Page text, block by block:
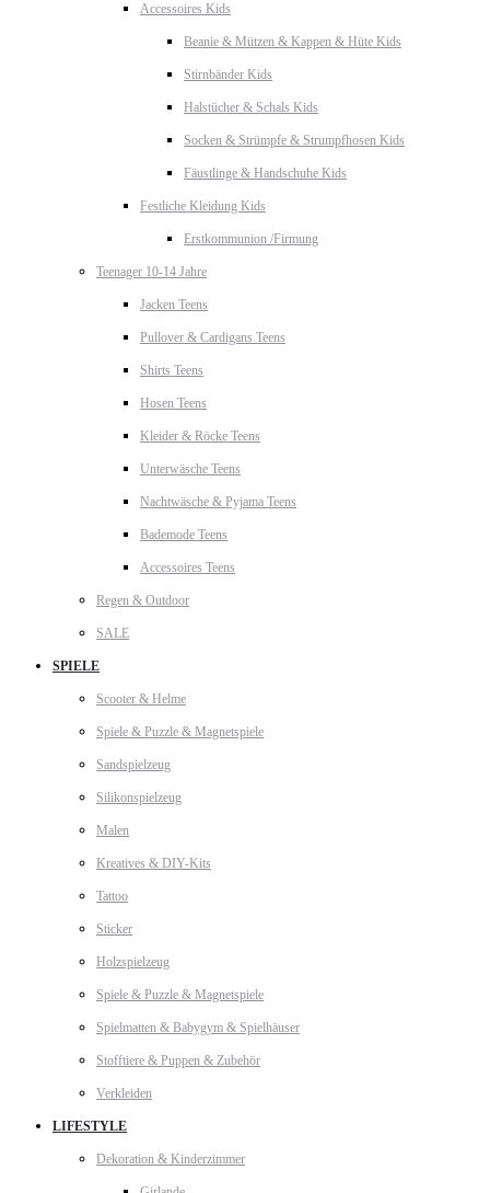
Accessoires Kids
Beanie & Mützen & Kappen & Hüte Kids
Stirnbänder Kids
Halstücher & Schals Kids
Socken & Strümpfe & Strumpfhosen Kids
Fäustlinge & Handschuhe Kids
Festliche Kleidung Kids
Erstkommunion /Firmung
Teenager 10-14 Jahre
Jacken Teens
Pullover & Cardigans Teens
Shirts Teens
Hosen Teens
Kleider & Röcke Teens
Unterwäsche Teens
Nachtwäsche & Pyjama Teens
Bademode Teens
Accessoires Teens
Regen & Outdoor
SALE
SPIELE
Scooter & Helme
Spiele & Puzzle & Magnetspiele
Sandspielzeug
Silikonspielzeug
Malen
Kreatives & DIY-Kits
Tattoo
Sticker
Holzspielzeug
Spiele & Puzzle & Magnetspiele
Spielmatten & Babygym & Spielhäuser
Stofftiere & Puppen & Zubehör
Verkleiden
LIFESTYLE
Dekoration & Kinderzimmer